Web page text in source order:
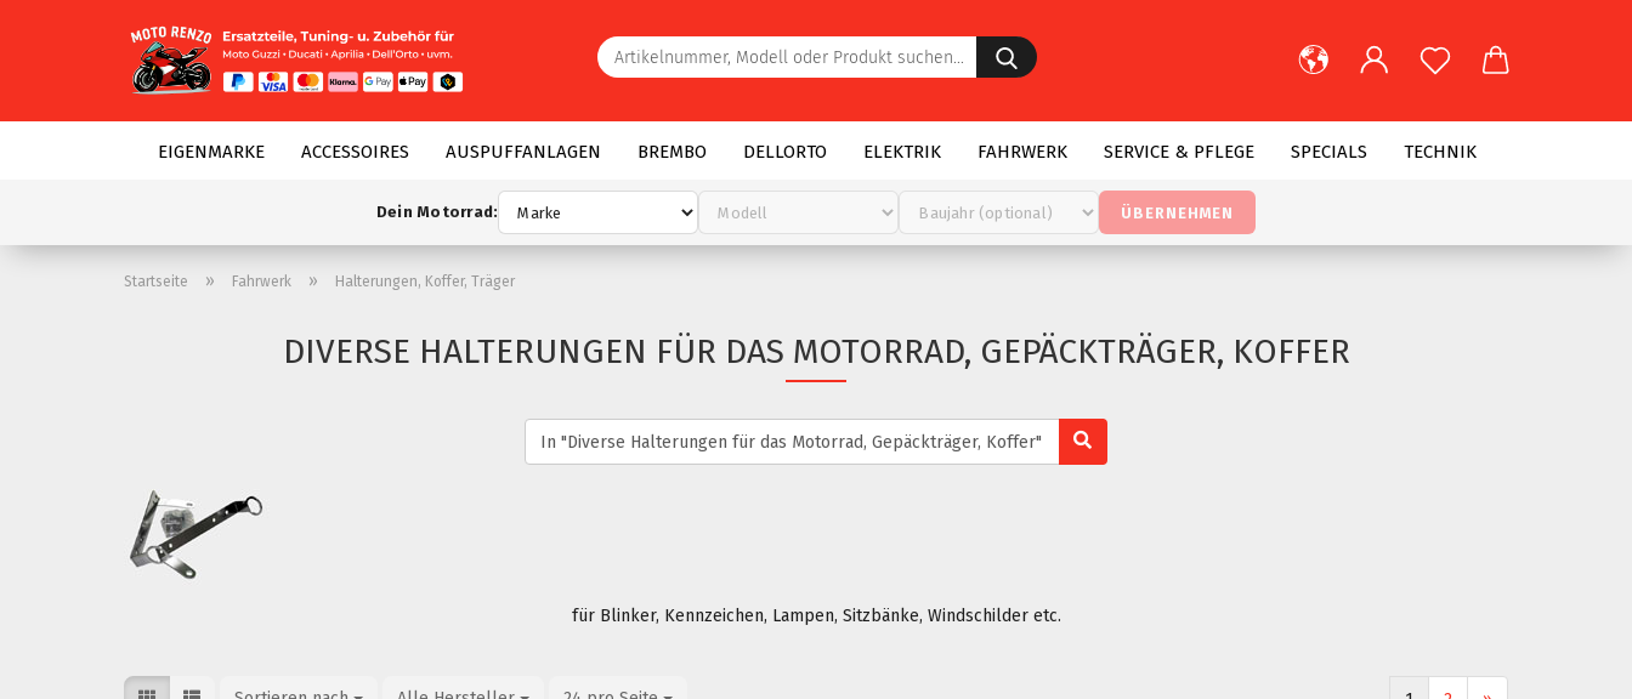
Artikelnummer,
Modell
Produkt
suchen...
EIGENMARKE ACCESSOIRES AUSPUFFANLAGEN BREMBO DELLORTO ELEKTRIK FAHRWERK SERVICE & PFLEGE SPECIALS TECHNIK
Dein Motorrad: ÜBERNEHMEN
Startseite » Fahrwerk » Halterungen, Koffer, Träger
DIVERSE HALTERUNGEN FÜR DAS MOTORRAD, GEPÄCKTRÄGER, KOFFER
für Blinker, Kennzeichen, Lampen, Sitzbänke, Windschilder etc.